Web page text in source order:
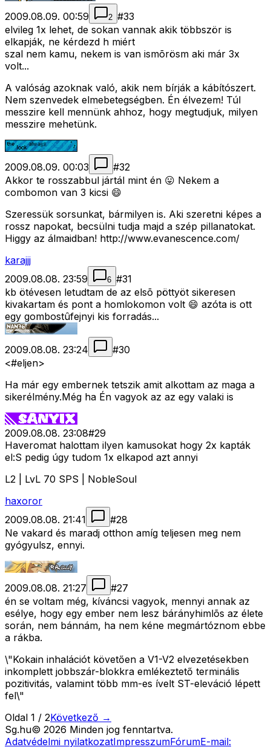
2009.08.09. 00:59 2 #33
elvileg 1x lehet, de sokan vannak akik többször is
elkapják, ne kérdezd h miért
szal nem kamu, nekem is van ismõrösm aki már 3x
volt...
A valóság azoknak való, akik nem bírják a kábítószert.
Nem szenvedek elmebetegségben. Én élvezem! Túl
messzire kell mennünk ahhoz, hogy megtudjuk, milyen
messzire mehetünk.
2009.08.09. 00:03 #32
Akkor te rosszabbul jártál mint én 😛 Nekem a
combomon van 3 kicsi 😄
Szeressük sorsunkat, bármilyen is. Aki szeretni képes a
rossz napokat, becsülni tudja majd a szép pillanatokat.
Higgy az álmaidban! http://www.evanescence.com/
karajjj
2009.08.08. 23:59
6 #31
kb ötévesen letudtam de az elsõ pöttyöt sikeresen
kivakartam és pont a homlokomon volt 😄 azóta is ott
egy gombostûfejnyi kis forradás...
2009.08.08. 23:24 #30
<#eljen>
Ha már egy embernek tetszik amit alkottam az maga a
sikerélmény.Még ha Én vagyok az az egy valaki is
2009.08.08. 23:08#29
Haveromat halottam ilyen kamusokat hogy 2x kapták
el:S pedig úgy tudom 1x elkapod azt annyi
L2 | LvL 70 SPS | NobleSoul
haxoror
2009.08.08. 21:41
#28
Ne vakard és maradj otthon amíg teljesen meg nem
gyógyulsz, ennyi.
2009.08.08. 21:27 #27
én se voltam még, kíváncsi vagyok, mennyi annak az
esélye, hogy egy ember nem lesz bárányhimlõs az élete
során, nem bánnám, ha nem kéne megmártóznom ebbe
a rákba.
\"Kokain inhalációt követően a V1-V2 elvezetésekben
inkomplett jobbszár-blokkra emlékeztető terminális
pozitivitás, valamint több mm-es ívelt ST-eleváció lépett
fel\"
Oldal 1 / 2Következő →
Sg.hu© 2026 Minden jog fenntartva.
Adatvédelmi nyilatkozatImpresszumFórumE-mail: